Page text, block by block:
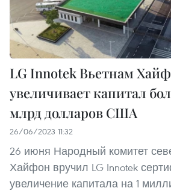
LG Innotek Вьетнам
увеличивает капитал
млрд долларов США
26/06/2023 11:32
26 июня Народный комитет
Хайфон вручил LG Innotek
увеличение капитала на 1